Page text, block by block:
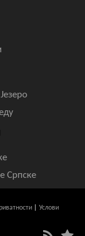
Српске
Услови